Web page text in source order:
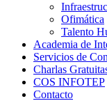
Ofimática
Talento
Academia de
Servicios de
Charlas
COS INFOTEP
Contacto